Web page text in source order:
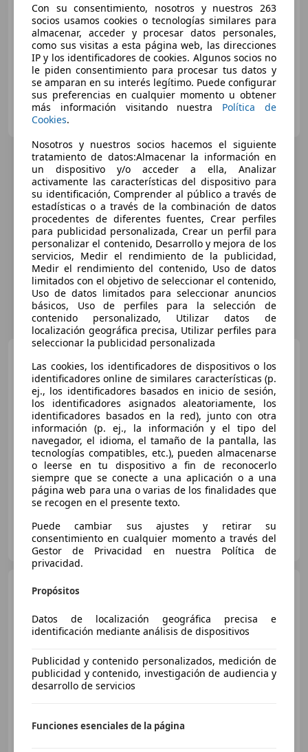
Súperoferta
05/2021 77.264 km Eléctrico 390 kW (530 CV)
AUTOMOVILES ALHAMBRA
ES-28045 MADRID
€ 60.000
Buen precio
05/2020 98.000 km Eléctrico 420 kW (571 CV)
Clidrive Group
ES-28006 MADRID
Sin comparación
Con su consentimiento, nosotros y nuestros 263
socios usamos cookies o tecnologías similares para
almacenar, acceder y procesar datos personales,
como sus visitas a esta página web, las direcciones
IP y los identificadores de cookies. Algunos socios no
le piden consentimiento para procesar tus datos y
se amparan en su interés legítimo. Puede configurar
sus preferencias en cualquier momento u obtener
más información visitando nuestra Política de
Cookies.
Nosotros y nuestros socios hacemos el siguiente
tratamiento de datos:Almacenar la información en
un dispositivo y/o acceder a ella, Analizar
activamente las características del dispositivo para
su identificación, Comprender al público a través de
estadísticas o a través de la combinación de datos
procedentes de diferentes fuentes, Crear perfiles
para publicidad personalizada, Crear un perfil para
personalizar el contenido, Desarrollo y mejora de los
servicios, Medir el rendimiento de la publicidad,
Medir el rendimiento del contenido, Uso de datos
limitados con el objetivo de seleccionar el contenido,
Uso de datos limitados para seleccionar anuncios
básicos, Uso de perfiles para la selección de
contenido personalizado, Utilizar datos de
localización geográfica precisa, Utilizar perfiles para
seleccionar la publicidad personalizada
Las cookies, los identificadores de dispositivos o los
identificadores online de similares características (p.
ej., los identificadores basados en inicio de sesión,
los identificadores asignados aleatoriamente, los
identificadores basados en la red), junto con otra
información (p. ej., la información y el tipo del
navegador, el idioma, el tamaño de la pantalla, las
tecnologías compatibles, etc.), pueden almacenarse
o leerse en tu dispositivo a fin de reconocerlo
siempre que se conecte a una aplicación o a una
página web para una o varias de los finalidades que
se recogen en el presente texto.
Puede cambiar sus ajustes y retirar su
consentimiento en cualquier momento a través del
Gestor de Privacidad en nuestra Política de
privacidad.
Propósitos
Datos de localización geográfica precisa e
identificación mediante análisis de dispositivos
Publicidad y contenido personalizados, medición de
publicidad y contenido, investigación de audiencia y
desarrollo de servicios
Funciones esenciales de la página